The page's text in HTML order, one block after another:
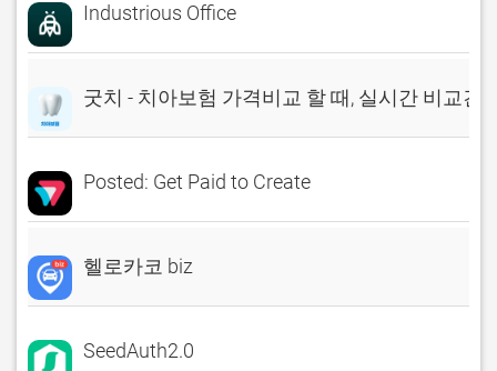
Industrious Office
굿치 - 치아보험 가격비교 할 때, 실시간 비교견
Posted: Get Paid to Create
헬로카코 biz
SeedAuth2.0